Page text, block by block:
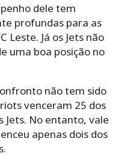
dele tem
profundas para as
Leste. Já os Jets não
uma boa posição no
não tem sido
venceram 25 dos
Jets. No entanto, vale
apenas dois dos